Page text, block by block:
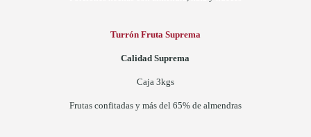
Turrón Fruta Suprema
Calidad Suprema
Caja 3kgs
Frutas confitadas y más del 65% de almendras